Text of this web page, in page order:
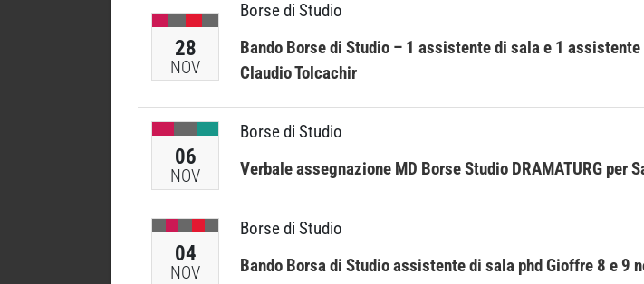
28
NOV
Borse di Studio
Bando Borse di Studio – 1 assistente di sala e 1
Claudio Tolcachir
06
NOV
Borse di Studio
Verbale assegnazione MD Borse Studio DRAMATURG
04
NOV
Borse di Studio
Bando Borsa di Studio assistente di sala phd Gioffre 8 e 9